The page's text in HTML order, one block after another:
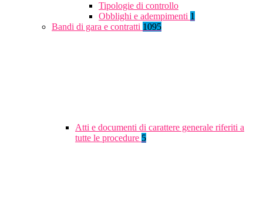
Tipologie di controllo
Obblighi e adempimenti 1
Bandi di gara e contratti 1095
Atti e documenti di carattere generale riferiti a
tutte le procedure 5